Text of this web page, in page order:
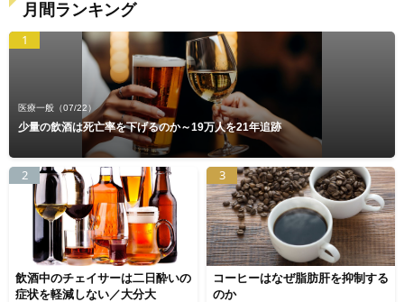
月間ランキング
1
医療一般 （07/22）
少量の飲酒は死亡率を下げるのか～19万人を21年追跡
2
飲酒中のチェイサーは二日酔いの
症状を軽減しない／大分大
3
コーヒーはなぜ脂肪肝を抑制する
のか